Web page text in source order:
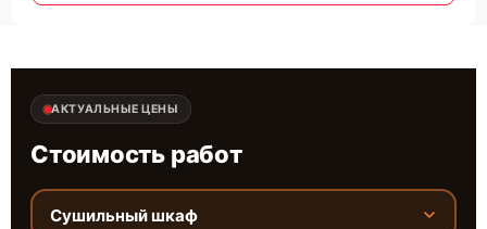
АКТУАЛЬНЫЕ ЦЕНЫ
Стоимость работ
Сушильный шкаф